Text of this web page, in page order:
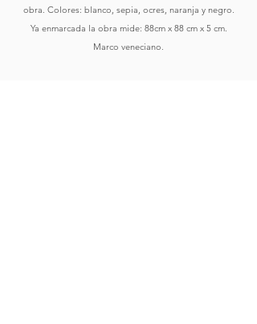
obra. Colores: blanco, sepia, ocres, naranja y negro.
Ya enmarcada la obra mide: 88cm x 88 cm x 5 cm.
Marco veneciano.